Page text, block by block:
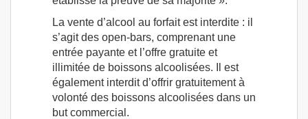
La vente d’alcool au forfait est interdite : il
s’agit des open-bars, comprenant une
entrée payante et l’offre gratuite et
illimitée de boissons alcoolisées. Il est
également interdit d’offrir gratuitement à
volonté des boissons alcoolisées dans un
but commercial.